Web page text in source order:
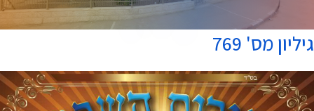
גיליון מס' 769